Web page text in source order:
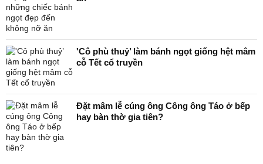
'Cô phù thuỷ’ làm bánh ngọt giống hệt mâm
cỗ Tết cổ truyền
Đặt mâm lễ cúng ông Công ông Táo ở bếp
hay bàn thờ gia tiên?